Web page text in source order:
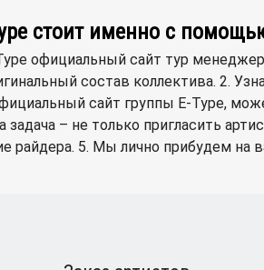
стоит именно с
официальный сайт тур
состав коллектива. 2.
сайт группы E-Type,
– не только пригласить
райдера. 5. Мы лично прибудем на